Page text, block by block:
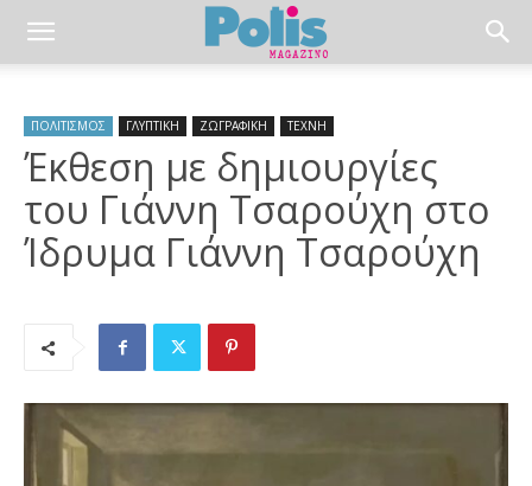
ΠΟΛΙΤΙΣΜΟΣ ΓΛΥΠΤΙΚΗ ΖΩΓΡΑΦΙΚΗ ΤΕΧΝΗ
Έκθεση με δημιουργίες
του Γιάννη Τσαρούχη στο
Ίδρυμα Γιάννη Τσαρούχη